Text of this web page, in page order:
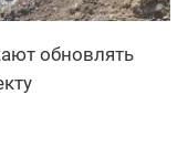
обновлять